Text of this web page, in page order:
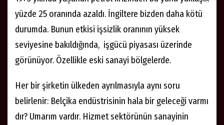
yüzde 25 oranında azaldı. İngiltere bizden daha kötü
durumda. Bunun etkisi işsizlik oranının yüksek
seviyesine bakıldığında, işgücü piyasası üzerinde
görünüyor. Özellikle eski sanayi bölgelerde.
Her bir şirketin ülkeden ayrılmasıyla aynı soru
belirlenir: Belçika endüstrisinin hala bir geleceği varmı
dır? Umarım vardır. Hizmet sektörünün sanayinin